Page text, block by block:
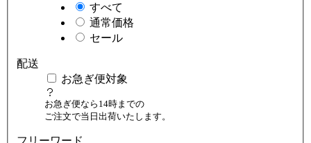
すべて
通常価格
セール
配送
お急ぎ便対象
お急ぎ便なら14時までの
ご注文で当日出荷いたします。
フリーワード